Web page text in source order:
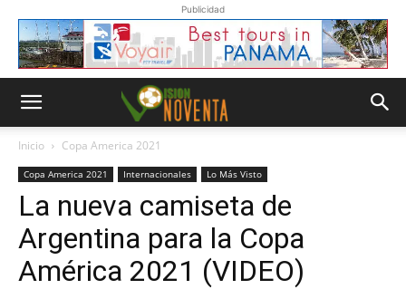
Publicidad
Inicio Copa America 2021
Copa America 2021 Internacionales Lo Más Visto
La nueva camiseta de
Argentina para la Copa
América 2021 (VIDEO)